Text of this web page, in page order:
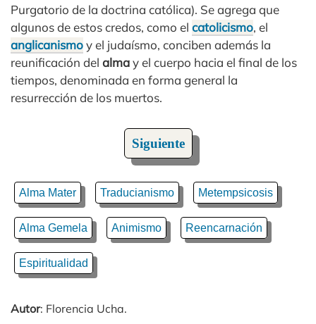
Purgatorio de la doctrina católica). Se agrega que
algunos de estos credos, como el catolicismo, el
anglicanismoy el judaísmo, conciben además la
reunificación del almay el cuerpo hacia el final de los
tiempos, denominada en forma general la
resurrección de los muertos.
Siguiente
Alma Mater Traducianismo Metempsicosis
Alma Gemela Animismo Reencarnación
Espiritualidad
Autor: Florencia Ucha.